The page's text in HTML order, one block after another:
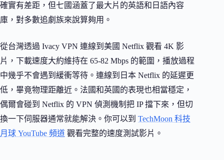
確實有差距，但七國涵蓋了最大片的英語和日語內容
庫，對多數追劇族來說算夠用。
從台灣透過 Ivacy VPN 連線到美國 Netflix 觀看 4K 影
片，下載速度大約維持在 65-82 Mbps 的範圍，播放過程
中幾乎不會遇到緩衝等待。連線到日本 Netflix 的延遲更
低，畢竟物理距離近。法國和英國的表現也相當穩定，
偶爾會碰到 Netflix 的 VPN 偵測機制把 IP 擋下來，但切
換一下伺服器通常就能解決。你可以到 TechMoon 科技
月球 YouTube 頻道 觀看完整的速度測試影片。